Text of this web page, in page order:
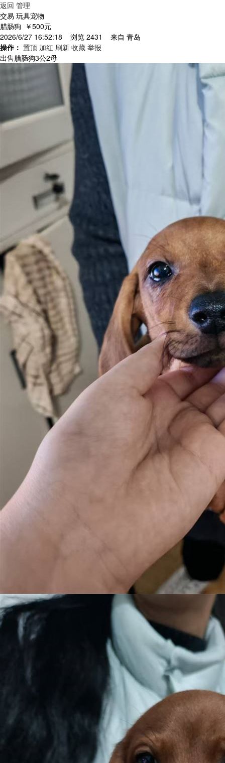
返回 管理
交易 玩具宠物
腊肠狗 ￥500元
2026/6/27 16:52:18 浏览 2431 来自 青岛
操作： 置顶 加红 刷新 收藏 举报
出售腊肠狗3公2母